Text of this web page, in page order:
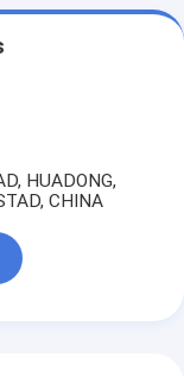
HUADONG,
CHINA